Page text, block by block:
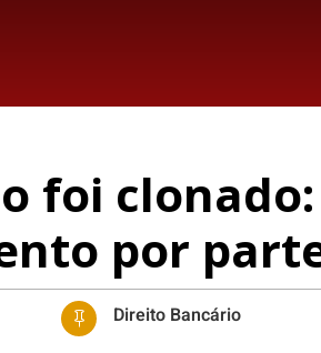
foi
por
 Direito Bancário